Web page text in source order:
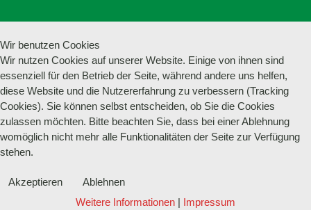
Wir benutzen Cookies
Wir nutzen Cookies auf unserer Website. Einige von ihnen sind
essenziell für den Betrieb der Seite, während andere uns helfen,
diese Website und die Nutzererfahrung zu verbessern (Tracking
Cookies). Sie können selbst entscheiden, ob Sie die Cookies
zulassen möchten. Bitte beachten Sie, dass bei einer Ablehnung
womöglich nicht mehr alle Funktionalitäten der Seite zur Verfügung
stehen.
Akzeptieren
Ablehnen
Weitere Informationen | Impressum